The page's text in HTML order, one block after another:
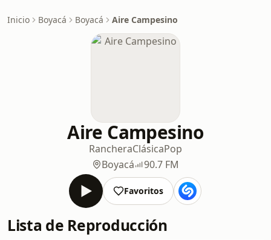
Inicio Boyacá Boyacá Aire Campesino
Aire Campesino
RancheraClásicaPop
Boyacá
90.7 FM
Favoritos
Lista de Reproducción